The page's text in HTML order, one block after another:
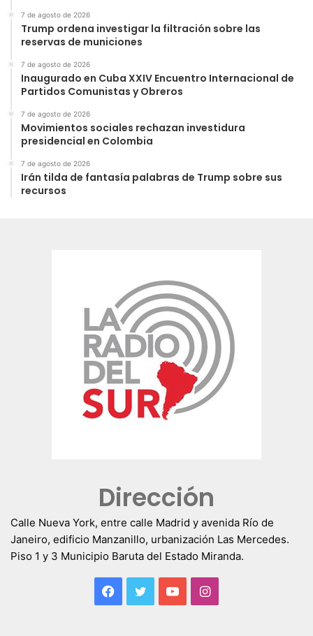
7 de agosto de 2026
Trump ordena investigar la filtración sobre las
reservas de municiones
7 de agosto de 2026
Inaugurado en Cuba XXIV Encuentro Internacional de
Partidos Comunistas y Obreros
7 de agosto de 2026
Movimientos sociales rechazan investidura
presidencial en Colombia
7 de agosto de 2026
Irán tilda de fantasía palabras de Trump sobre sus
recursos
Dirección
Calle Nueva York, entre calle Madrid y avenida Río de
Janeiro, edificio Manzanillo, urbanización Las Mercedes.
Piso 1 y 3 Municipio Baruta del Estado Miranda.
Facebook
TwitterYouTubeInstagram